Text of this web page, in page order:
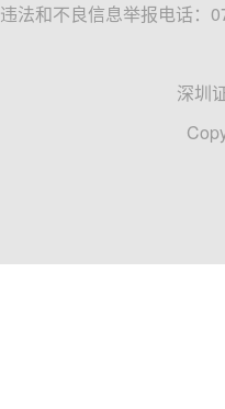
违法和不良信息举报电话：
深圳